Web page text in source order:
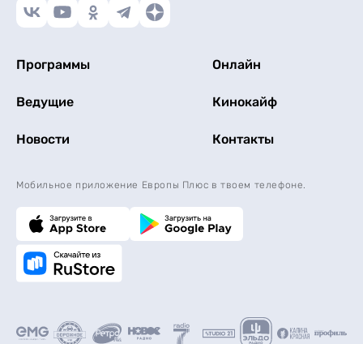
Программы Онлайн
Ведущие Кинокайф
Новости Контакты
Мобильное приложение Европы Плюс в твоем телефоне.